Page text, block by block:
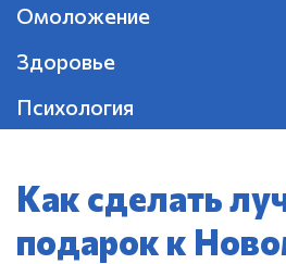
Омоложение
Здоровье
Психология
Как сделать
подарок к